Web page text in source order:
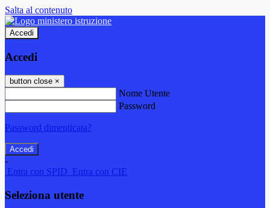
Salta al contenuto
Accedi
Accedi
button close ×
Nome Utente
Password
Password dimenticata?
-
Entra con SPID Entra con CIE
Seleziona utente